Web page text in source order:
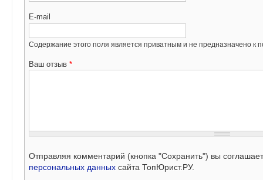
E-mail
Содержание этого поля является приватным и не предназначено к
Ваш отзыв *
Отправляя комментарий (кнопка "Сохранить") вы
персональных данных сайта ТопЮрист.РУ.